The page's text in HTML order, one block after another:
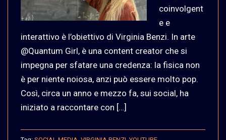
coinvolgent
e e
interattivo è l’obiettivo di Virginia Benzi. In arte
@Quantum Girl, è una content creator che si
impegna per sfatare una credenza: la fisica non
è per niente noiosa, anzi può essere molto pop.
Così, circa un anno e mezzo fa, sui social, ha
iniziato a raccontare con […]